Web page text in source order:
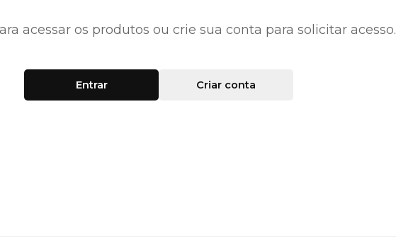
acessar os produtos ou crie sua conta para solicitar acesso.
Entrar Criar conta